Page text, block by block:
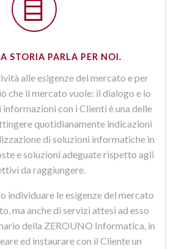
STORIA PARLA PER NOI.
alle esigenze del mercato e per
che il mercato vuole: il dialogo e lo
con i Clienti è una delle
quotidianamente indicazioni
di soluzioni informatiche in
e soluzioni adeguate rispetto agli
da raggiungere.
individuare le esigenze del mercato
ma anche di servizi attesi ad esso
della ZEROUNO Informatica, in
ed instaurare con il Cliente un